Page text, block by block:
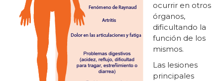
ocurrir en otros
órganos,
dificultando la
función de los
mismos.
Las lesiones
principales